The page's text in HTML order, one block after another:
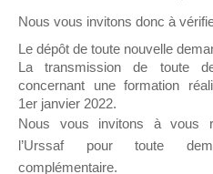
sur lequel il est possible
NB : Il est nécessaire
pouvoir rejoindre ce
Nous vous invitons donc à
Le dépôt de toute nouvelle
La transmission de toute
concernant une formation
1er janvier 2022.
Nous vous invitons à vous
l’Urssaf pour toute
complémentaire.